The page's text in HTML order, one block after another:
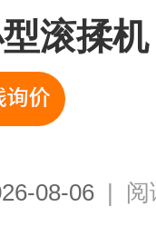
滚揉机
08-06 | 阅